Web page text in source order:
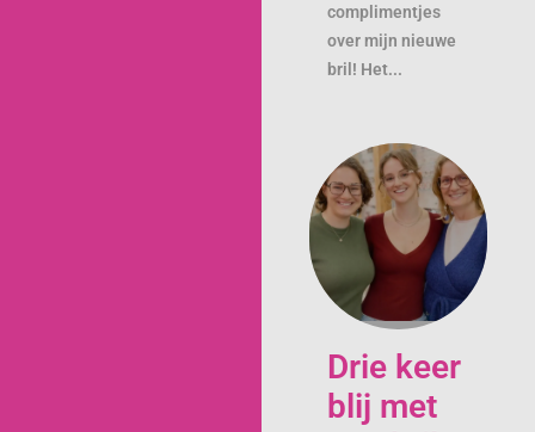
complimentjes
over mijn nieuwe
bril! Het...
Drie keer
blij met